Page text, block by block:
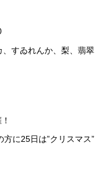
すゐれんか、梨、翡翠
に25日は”クリスマス”